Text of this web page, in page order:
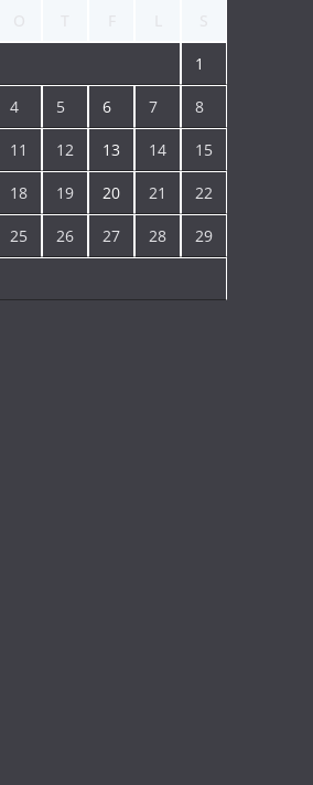
1
4 5 6 7 8
11 12 13 14 15
18 19 20 21 22
25 26 27 28 29